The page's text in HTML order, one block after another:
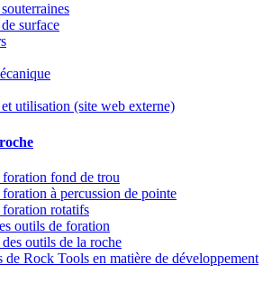
surface
utilisation (site web externe)
fond de trou
à percussion de pointe
rotatifs
outils de foration
outils de la roche
de Rock Tools en matière de développement